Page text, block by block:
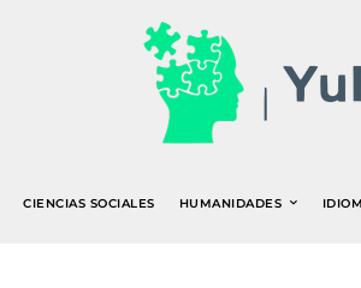
CIENCIAS SOCIALES HUMANIDADES